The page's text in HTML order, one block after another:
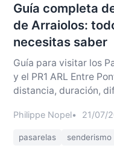
Guía completa
de Arraiolos:
necesitas saber
Guía para visitar los
y el PR1 ARL Entre
distancia, duración,
Philippe Nopel 21/07/
pasarelas senderismo